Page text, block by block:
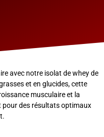
avec notre isolat de whey de
et en glucides, cette
musculaire et la
pour des résultats optimaux